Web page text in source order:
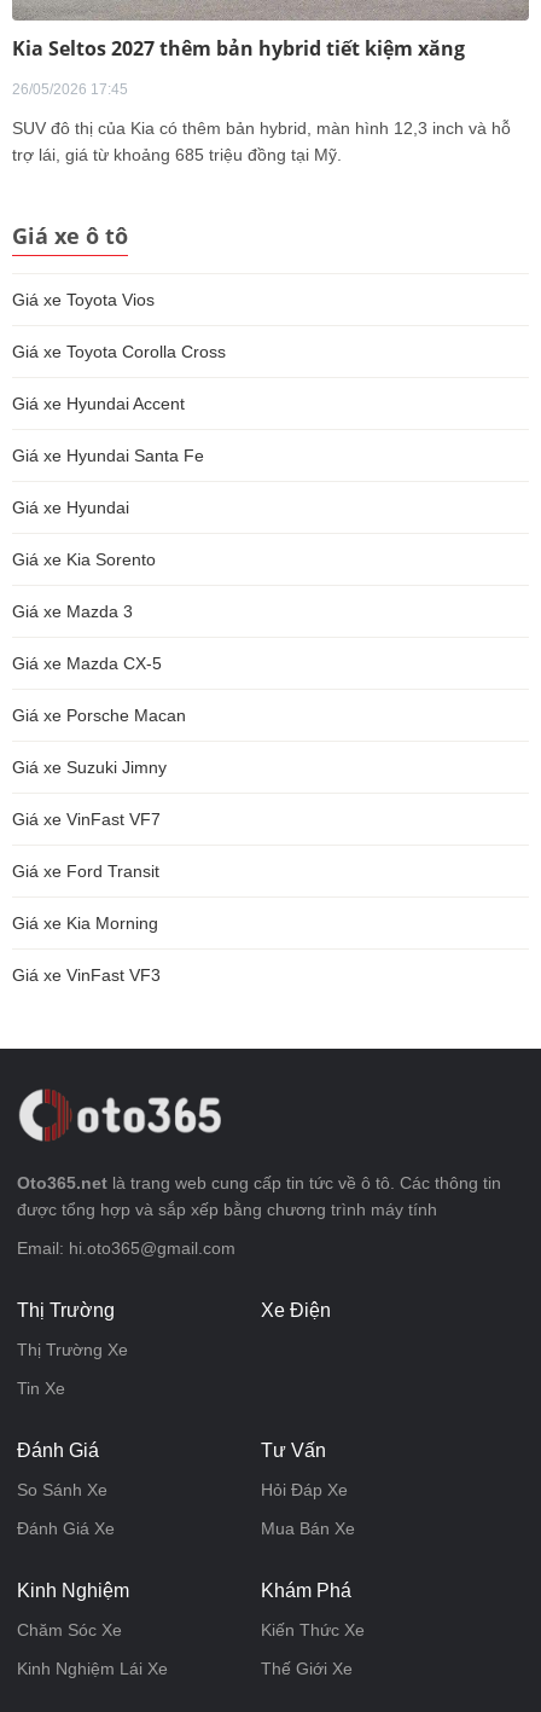
Kia Seltos 2027 thêm bản hybrid tiết kiệm xăng
26/05/2026 17:45
SUV đô thị của Kia có thêm bản hybrid, màn hình 12,3 inch và hỗ
trợ lái, giá từ khoảng 685 triệu đồng tại Mỹ.
Giá xe ô tô
Giá xe Toyota Vios
Giá xe Toyota Corolla Cross
Giá xe Hyundai Accent
Giá xe Hyundai Santa Fe
Giá xe Hyundai
Giá xe Kia Sorento
Giá xe Mazda 3
Giá xe Mazda CX-5
Giá xe Porsche Macan
Giá xe Suzuki Jimny
Giá xe VinFast VF7
Giá xe Ford Transit
Giá xe Kia Morning
Giá xe VinFast VF3
Oto365.net là trang web cung cấp tin tức về ô tô. Các thông tin
được tổng hợp và sắp xếp bằng chương trình máy tính
Email: hi.oto365@gmail.com
Thị Trường
Thị Trường Xe
Tin Xe
Xe Điện
Đánh Giá
So Sánh Xe
Đánh Giá Xe
Tư Vấn
Hỏi Đáp Xe
Mua Bán Xe
Kinh Nghiệm
Chăm Sóc Xe
Kinh Nghiệm Lái Xe
Khám Phá
Kiến Thức Xe
Thế Giới Xe